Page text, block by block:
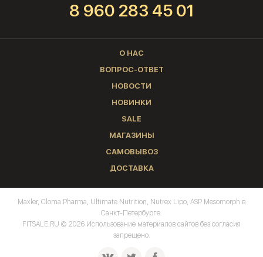
8 960 283 45 01
О НАС
ВОПРОС-ОТВЕТ
НОВОСТИ
НОВИНКИ
SALE
МАГАЗИНЫ
САМОВЫВОЗ
ДОСТАВКА
Maxler, Cloma Pharma, Ultimate Nutrition, Nutrex Lipo, ASP Mesomorph в
Санкт-Петербурге.
FITSALE.RU © 2026 Использование материалов сайтов без согласия
запрещено.